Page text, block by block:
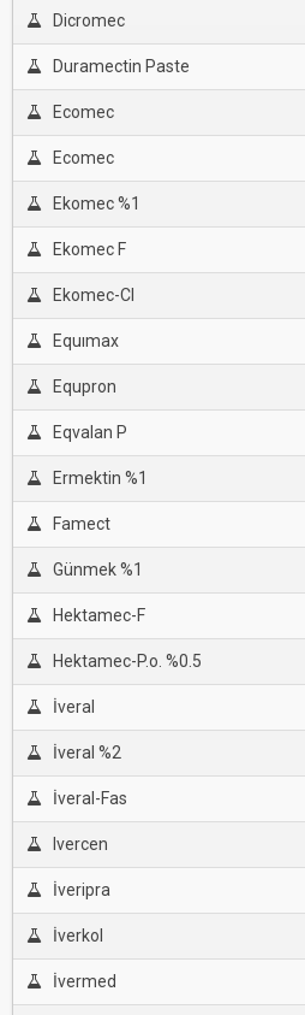
Dicromec
Duramectin Paste
Ecomec
Ecomec
Ekomec %1
Ekomec F
Ekomec-Cl
Equımax
Equpron
Eqvalan P
Ermektin %1
Famect
Günmek %1
Hektamec-F
Hektamec-P.o. %0.5
İveral
İveral %2
İveral-Fas
Ivercen
İveripra
İverkol
İvermed